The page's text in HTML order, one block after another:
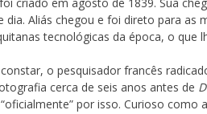
dia. Aliás chegou e foi direto para
tecnológicas da época, o
o pesquisador francês
cerca de seis anos antes de
por isso. Curioso